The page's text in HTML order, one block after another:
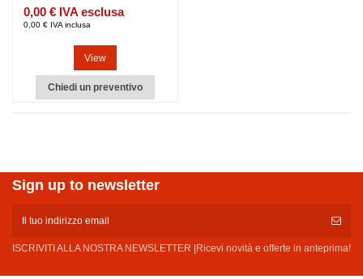
0,00 € IVA esclusa
0,00 € IVA inclusa
View
Chiedi un preventivo
Sign up to newsletter
ISCRIVITI ALLA NOSTRA NEWSLETTER |Ricevi novità e offerte in anteprima!